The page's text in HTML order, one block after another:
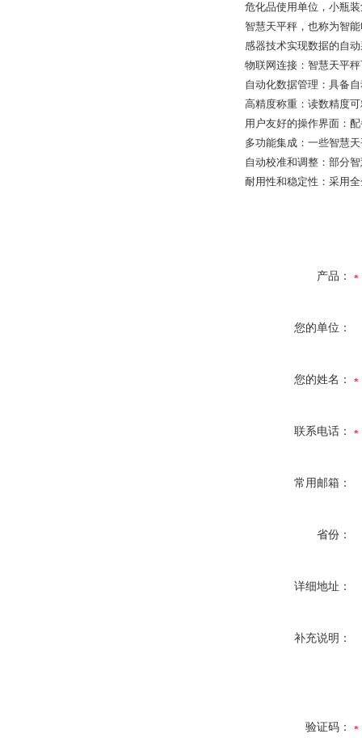
危化品使用单位，小瓶
智慧天平秤，也称为智
感器技术实现数据的自
物联网连接：智慧天平
自动化数据管理：具备
高精度称重：读数精度
用户友好的操作界面：
多功能集成：一些智慧
自动校准和调整：部分
耐用性和稳定性：采用
产品：
您的单位：
您的姓名：
联系电话：
常用邮箱：
省份：
详细地址：
补充说明：
验证码：